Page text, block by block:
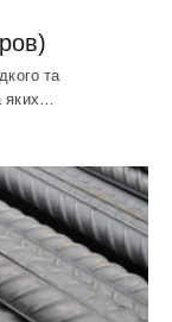
та